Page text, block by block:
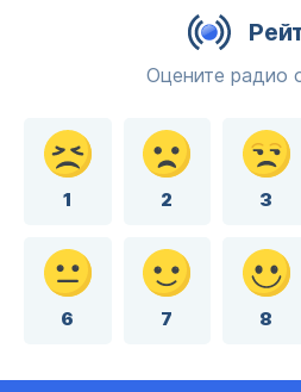
Оцените радио
1 2 3
6 7 8